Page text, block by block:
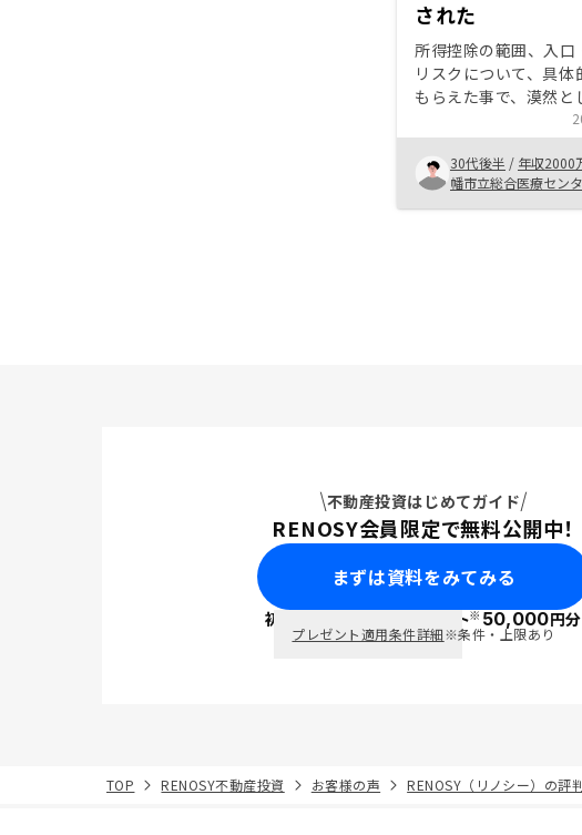
された
所得控除の範囲、入口
リスクについて、具体
もらえた事で、漠然と
拭された。自分で管
収益化には良いかもし
の労力とのバランスを
RENOSYに委託するこ
不動産投資のメリット
30代後半 / 年収2000
幡市立総合医療セン
不動産投資はじめてガイド
RENOSY会員限定で無料公開中！
まずは資料をみてみる
初回面談で ポイント※50,000円分
プレゼント適用条件詳細※条件・上限あり
TOP RENOSY不動産投資 お客様の声 RENOSY（リノシー）の評